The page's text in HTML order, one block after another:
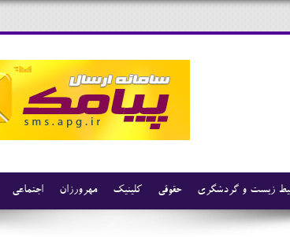
اجتماعی مهرورزان کلینیک حقوقی زیست و گردشگری